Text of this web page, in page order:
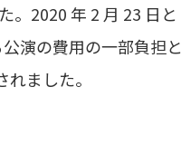
。2020 年 2 月 23 日と
演の費用の一部負担と
ました。